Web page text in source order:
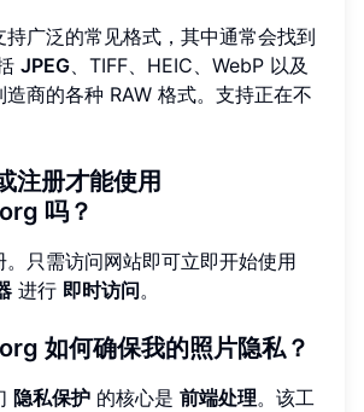
广泛的常见格式，其中通常会找到
JPEG 、TIFF、HEIC、WebP 以及
商的各种 RAW 格式。支持正在不
注册才能使用
吗？
只需访问网站即可立即开始使用
进行 即时访问。
如何确保我的照片隐私？
隐私保护 的核心是 前端处理。该工